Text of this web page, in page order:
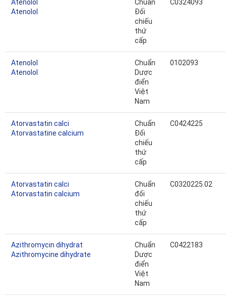
Atenolol
Atenolol
Chuẩn
Đối
chiếu
thứ
cấp
C0324093
Atenolol
Atenolol
Chuẩn
Dược
điển
Việt
Nam
0102093
Atorvastatin calci
Atorvastatine calcium
Chuẩn
Đối
chiếu
thứ
cấp
C0424225
Atorvastatin calci
Atorvastatin calcium
Chuẩn
đối
chiếu
thứ
cấp
C0320225.02
Azithromycin dihydrat
Azithromycine dihydrate
Chuẩn
Dược
điển
Việt
Nam
C0422183